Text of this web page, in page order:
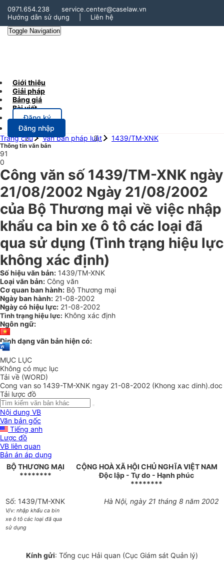
0971.654.238
service.center@caselaw.vn
Hướng dẫn sử dụng
Liên hệ
Toggle Navigation
Giới thiệu
Giải pháp
Bảng giá
Bài viết
Đăng ký
Đăng nhập
Trang chủ
Văn bản pháp luật 1439/TM-XNK
Thông tin văn bản
91
0
Công văn số 1439/TM-XNK ngày
21/08/2002 Ngày 21/08/2002
của Bộ Thương mại về việc nhập
khẩu ca bin xe ô tô các loại đã
qua sử dụng (Tình trạng hiệu lực
không xác định)
Số hiệu văn bản: 1439/TM-XNK
Loại văn bản: Công văn
Cơ quan ban hành: Bộ Thương mại
Ngày ban hành: 21-08-2002
Ngày có hiệu lực: 21-08-2002
Tình trạng hiệu lực: Không xác định
Ngôn ngữ:
Định dạng văn bản hiện có:
MỤC LỤC
Không có mục lục
Tải về (WORD)
Cong van so 1439-TM-XNK ngay 21-08-2002 (Khong xac dinh).doc
Tải lược đồ
Nội dung VB
Văn bản gốc
Tiếng anh
Lược đồ
VB liên quan
Bản án áp dụng
BỘ THƯƠNG MẠI
********
CỘNG HOÀ XÃ HỘI CHỦ NGHĨA VIỆT NAM
Độc lập - Tự do - Hạnh phúc
********
Số: 1439/TM-XNK
V/v: nhập khẩu ca bin
xe ô tô các loại đã qua
sử dụng
Hà Nội, ngày 21 tháng 8 năm 2002
Kính gửi: Tổng cục Hải quan (Cục Giám sát Quản lý)